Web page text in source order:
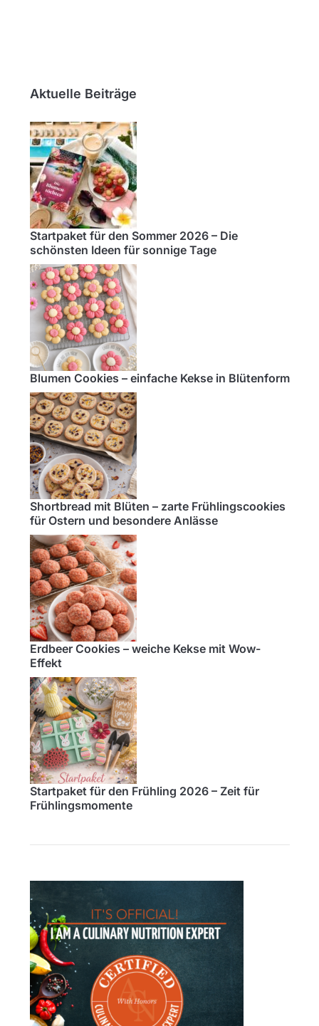
Aktuelle Beiträge
Startpaket für den Sommer 2026 – Die
schönsten Ideen für sonnige Tage
Blumen Cookies – einfache Kekse in Blütenform
Shortbread mit Blüten – zarte Frühlingscookies
für Ostern und besondere Anlässe
Erdbeer Cookies – weiche Kekse mit Wow-
Effekt
Startpaket für den Frühling 2026 – Zeit für
Frühlingsmomente